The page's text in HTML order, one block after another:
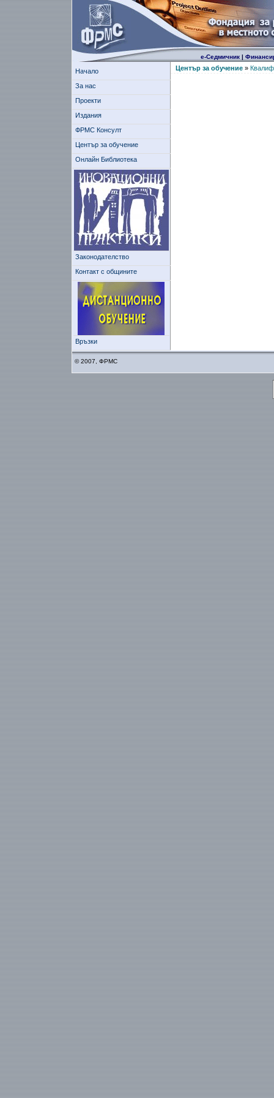
е-Седмичник|
Начало
За нас
Проекти
Издания
ФРМС Консулт
Център за обучение
Онлайн Библиотека
Законодателство
Контакт с общините
Връзки
Център за обучение»
© 2007, ФРМС